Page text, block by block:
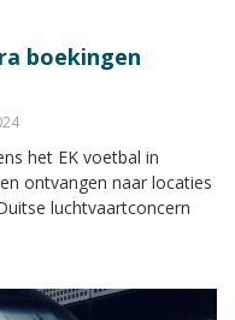
boekingen
het EK voetbal in
ontvangen naar locaties
luchtvaartconcern